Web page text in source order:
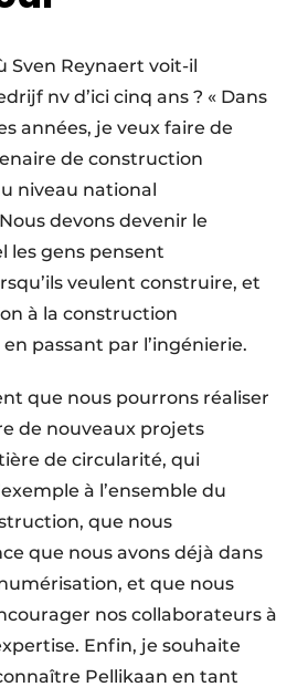
Sven Reynaert voit-il
nv d’ici cinq ans ? « Dans
années, je veux faire de
de construction
niveau national
devons devenir le
les gens pensent
veulent construire, et
à la construction
passant par l’ingénierie.
que nous pourrons réaliser
de nouveaux projets
de circularité, qui
à l’ensemble du
que nous
que nous avons déjà dans
et que nous
nos collaborateurs à
Enfin, je souhaite
Pellikaan en tant